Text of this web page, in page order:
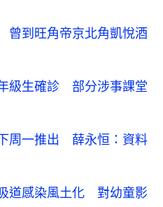
到旺角帝京北角凱悅酒
級生確診 部分涉事課堂
周一推出 薛永恒：資料
道感染風土化 對幼童影